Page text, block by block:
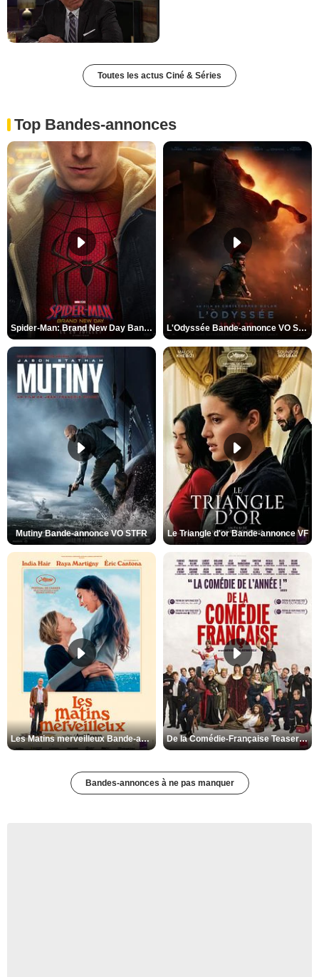
Toutes les actus Ciné & Séries
Top Bandes-annonces
Spider-Man: Brand New Day Bande-annonce VO STFR L'Odyssée Bande-annonce VO STFR
Mutiny Bande-annonce VO STFR Le Triangle d'or Bande-annonce VF
Les Matins merveilleux Bande-annonce VF De la Comédie-Française Teaser VF
Bandes-annonces à ne pas manquer